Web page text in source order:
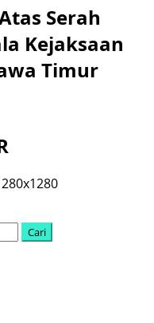
Serah
Kejaksaan
Timur